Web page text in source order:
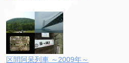
区間阿呆列車 ～2009年～